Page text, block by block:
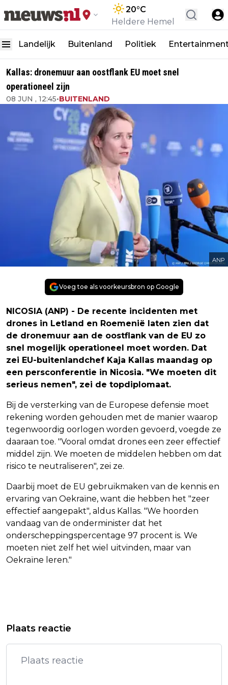
20°C
Heldere Hemel
Landelijk Buitenland Politiek
Kallas: dronemuur aan oostflank EU moet snel
operationeel zijn
08 JUN , 12:45•BUITENLAND
ANP
Voeg toe als voorkeursbron op Google
NICOSIA (ANP) - De recente incidenten met
drones in Letland en Roemenië laten zien dat
de dronemuur aan de oostflank van de EU zo
snel mogelijk operationeel moet worden. Dat
zei EU-buitenlandchef Kaja Kallas maandag op
een persconferentie in Nicosia. "We moeten dit
serieus nemen", zei de topdiplomaat.
Bij de versterking van de Europese defensie moet
rekening worden gehouden met de manier waarop
tegenwoordig oorlogen worden gevoerd, voegde ze
daaraan toe. "Vooral omdat drones een zeer effectief
middel zijn. We moeten de middelen hebben om dat
risico te neutraliseren", zei ze.
Daarbij moet de EU gebruikmaken van de kennis en
ervaring van Oekraïne, want die hebben het "zeer
effectief aangepakt", aldus Kallas. "We hoorden
vandaag van de onderminister dat het
onderscheppingspercentage 97 procent is. We
moeten niet zelf het wiel uitvinden, maar van
Oekraïne leren."
EFFECTIVITEIT AVONDKLOK
KATY PERRY SLAAT NEDERLAND OVER
TIJDENS EUROPESE FESTIVALTOUR
Plaats reactie